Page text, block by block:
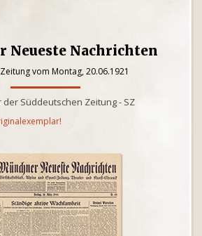
Neueste Nachrichten
vom Montag, 20.06.1921
der Süddeutschen Zeitung - SZ